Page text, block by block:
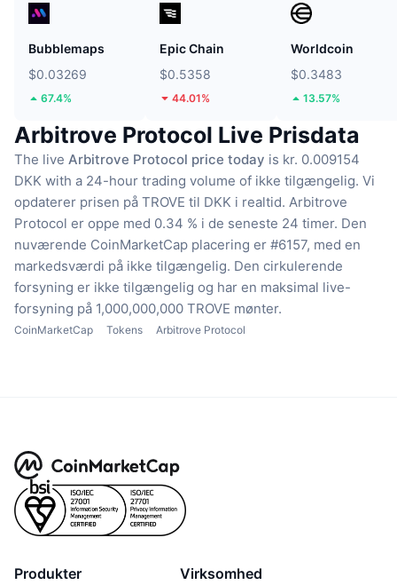
Bubblemaps
$0.03269
67.4%
Epic Chain
$0.5358
44.01%
Worldcoin
$0.3483
13.57%
Arbitrove Protocol Live Prisdata
The live Arbitrove Protocol price today is kr. 0.009154
DKK with a 24-hour trading volume of ikke tilgængelig. Vi
opdaterer prisen på TROVE til DKK i realtid. Arbitrove
Protocol er oppe med 0.34 % i de seneste 24 timer. Den
nuværende CoinMarketCap placering er #6157, med en
markedsværdi på ikke tilgængelig. Den cirkulerende
forsyning er ikke tilgængelig og har en maksimal live-
forsyning på 1,000,000,000 TROVE mønter.
CoinMarketCap Tokens Arbitrove Protocol
Produkter Virksomhed